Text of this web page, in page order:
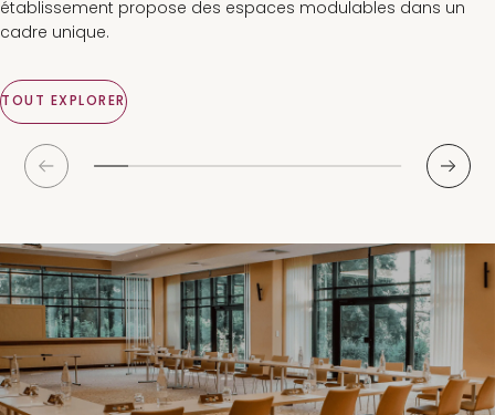
établissement propose des espaces modulables dans un
cadre unique.
TOUT EXPLORER
Normandie
EXPLOREZ DAVANTAGE